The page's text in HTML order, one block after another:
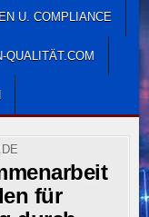
U. COMPLIANCE
QUALITÄT.COM
für